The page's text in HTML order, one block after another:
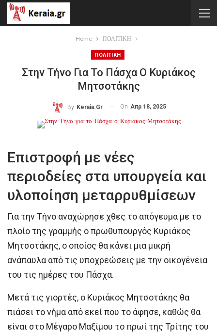
Home ΠΟΛΙΤΙΚΗ
ΠΟΛΙΤΙΚΗ
Στην Τήνο Για Το Πάσχα Ο Κυριάκος
Μητσοτάκης
By Keraia.gr On Απρ 18, 2025
Επιστροφή με νέες
περιοδείες στα υπουργεία και
υλοποίηση μεταρρυθμίσεων
Για την Τήνο αναχώρησε χθες το απόγευμα με το
πλοίο της γραμμής ο πρωθυπουργός Κυριάκος
Μητσοτάκης, ο οποίος θα κάνει μια μικρή
ανάπαυλα από τις υποχρεώσεις με την οικογένεια
του τις ημέρες του Πάσχα.
Μετά τις γιορτές, ο Κυριάκος Μητσοτάκης θα
πιάσει το νήμα από εκεί που το άφησε, καθώς θα
είναι στο Μέγαρο Μαξίμου το πρωί της Τρίτης του